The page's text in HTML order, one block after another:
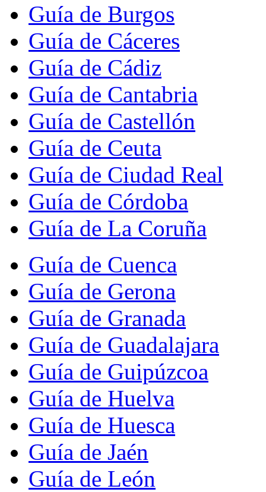
Guía de Burgos
Guía de Cáceres
Guía de Cádiz
Guía de Cantabria
Guía de Castellón
Guía de Ceuta
Guía de Ciudad Real
Guía de Córdoba
Guía de La Coruña
Guía de Cuenca
Guía de Gerona
Guía de Granada
Guía de Guadalajara
Guía de Guipúzcoa
Guía de Huelva
Guía de Huesca
Guía de Jaén
Guía de León